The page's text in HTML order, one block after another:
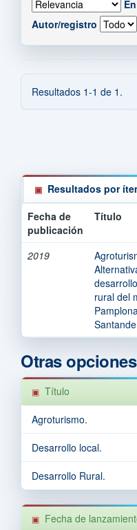
Autor/registro
Resultados 1-1 de 1.
Resultados por
Fecha de
publicación
Título
2019
rural del
Otras
Título
Agroturismo.
Desarrollo local.
Desarrollo Rural.
Fecha de